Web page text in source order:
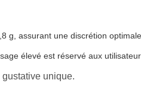
g, assurant une discrétion optimale.
élevé est réservé aux
unique.